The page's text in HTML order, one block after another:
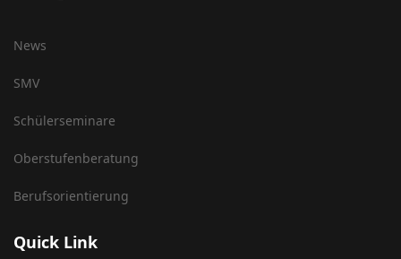
News
SMV
Schülerseminare
Oberstufenberatung
Berufsorientierung
Quick Link